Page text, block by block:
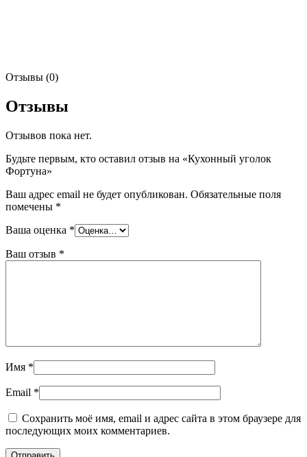
Отзывы (0)
Отзывы
Отзывов пока нет.
Будьте первым, кто оставил отзыв на «Кухонный уголок
Фортуна»
Ваш адрес email не будет опубликован. Обязательные поля
помечены *
Ваша оценка *
Ваш отзыв *
Имя *
Email *
Сохранить моё имя, email и адрес сайта в этом браузере для
последующих моих комментариев.